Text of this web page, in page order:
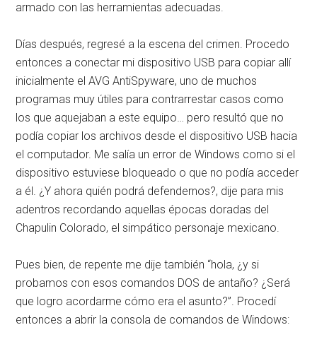
armado con las herramientas adecuadas.
Días después, regresé a la escena del crimen. Procedo
entonces a conectar mi dispositivo USB para copiar allí
inicialmente el AVG AntiSpyware, uno de muchos
programas muy útiles para contrarrestar casos como
los que aquejaban a este equipo… pero resultó que no
podía copiar los archivos desde el dispositivo USB hacia
el computador. Me salía un error de Windows como si el
dispositivo estuviese bloqueado o que no podía acceder
a él. ¿Y ahora quién podrá defendernos?, dije para mis
adentros recordando aquellas épocas doradas del
Chapulin Colorado, el simpático personaje mexicano.
Pues bien, de repente me dije también “hola, ¿y si
probamos con esos comandos DOS de antaño? ¿Será
que logro acordarme cómo era el asunto?”. Procedí
entonces a abrir la consola de comandos de Windows: